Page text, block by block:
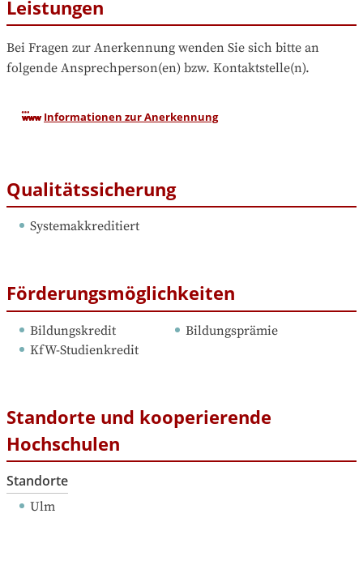
Leistungen
Bei Fragen zur Anerkennung wenden Sie sich bitte an
folgende Ansprechperson(en) bzw. Kontaktstelle(n).
Informationen zur Anerkennung
Qualitätssicherung
Systemakkreditiert
Förderungsmöglichkeiten
Bildungskredit
Bildungsprämie
KfW-Studienkredit
Standorte und kooperierende
Hochschulen
Standorte
Ulm